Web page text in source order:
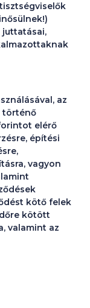
juttatásai,
az
történő
elérő
építési
vagyon
kötő felek
kötött
valamint az